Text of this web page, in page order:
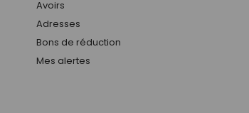
Avoirs
Adresses
Bons de réduction
Mes alertes